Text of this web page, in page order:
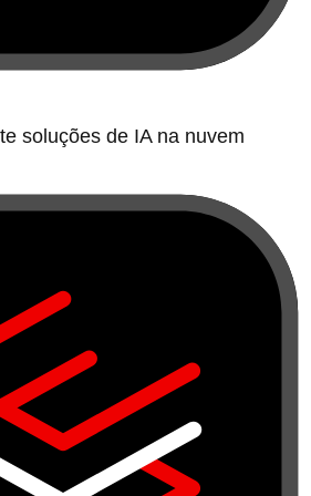
soluções de IA na nuvem